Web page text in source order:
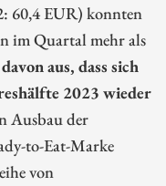
60,4 EUR) konnten
im Quartal mehr als
aus, dass sich
2023 wieder
Ausbau der
to-Eat-Marke
von